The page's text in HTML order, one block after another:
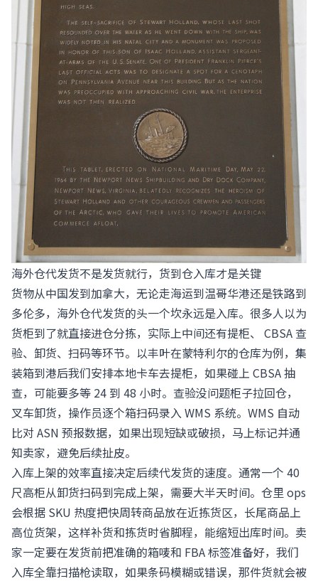
海外仓代发货不是发货就行，货到仓入库才是关键
货物从中国发到加拿大，无论走海运到温哥华港还是铁路到
多伦多，海外仓代发货的头一个坎永远是入库。很多人以为
货柜到了就直接进仓分拣，实际上中间还有提柜、 CBSA 查
验、卸货、扫码等环节。以丰叶在蒙特利尔的仓库为例，集
装箱到港后我们安排本地卡车去提柜，如果碰上 CBSA 抽
查，可能要多等 24 到 48 小时。查验没问题柜子拉回仓，
叉车卸货，操作员逐个箱扫码录入 WMS 系统。WMS 自动
比对 ASN 预报数据，如果出现短缺或破损，马上标记并通
知卖家，避免后续扯皮。
入库上架的效率直接决定后续代发货的速度。通常一个 40
尺高柜从卸货扫码到完成上架，需要大半天时间。仓里 ops
会根据 SKU 热度把快周转商品放在近拣货区，长尾商品上
高位货架，这样补货和拣货时省脚程，能缩短出库时间。卖
家一定要在发货前把准确的箱唛和 FBA 标签准备好，我们
入库全靠扫描枪读取，如果条码模糊或错误，那件货就会被